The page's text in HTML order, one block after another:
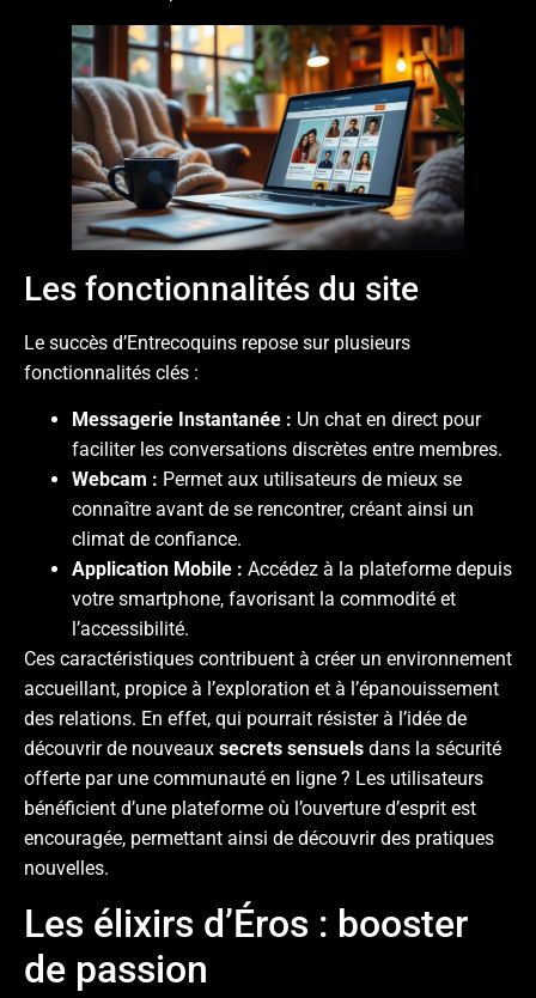
Les fonctionnalités du site
Le succès d’Entrecoquins repose sur plusieurs
fonctionnalités clés :
Messagerie Instantanée : Un chat en direct pour
faciliter les conversations discrètes entre membres.
Webcam : Permet aux utilisateurs de mieux se
connaître avant de se rencontrer, créant ainsi un
climat de confiance.
Application Mobile : Accédez à la plateforme depuis
votre smartphone, favorisant la commodité et
l’accessibilité.
Ces caractéristiques contribuent à créer un environnement
accueillant, propice à l’exploration et à l’épanouissement
des relations. En effet, qui pourrait résister à l’idée de
découvrir de nouveaux secrets sensuels dans la sécurité
offerte par une communauté en ligne ? Les utilisateurs
bénéficient d’une plateforme où l’ouverture d’esprit est
encouragée, permettant ainsi de découvrir des pratiques
nouvelles.
Les élixirs d’Éros : booster
de passion